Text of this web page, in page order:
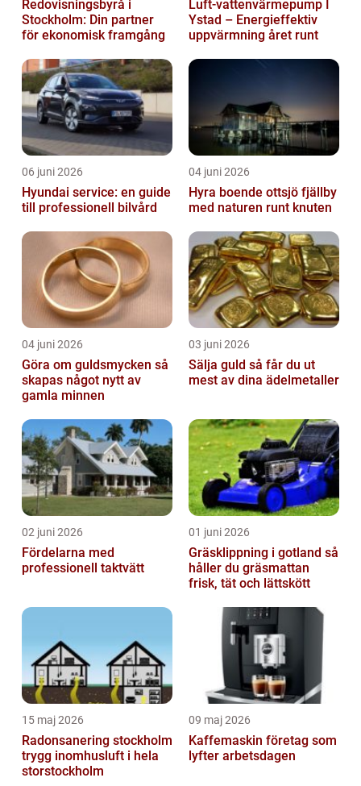
Redovisningsbyrå i
Stockholm: Din partner
för ekonomisk framgång
Luft-vattenvärmepump I
Ystad – Energieffektiv
uppvärmning året runt
06 juni 2026
Hyundai service: en guide
till professionell bilvård
04 juni 2026
Hyra boende ottsjö fjällby
med naturen runt knuten
04 juni 2026
Göra om guldsmycken så
skapas något nytt av
gamla minnen
03 juni 2026
Sälja guld så får du ut
mest av dina ädelmetaller
02 juni 2026
Fördelarna med
professionell taktvätt
01 juni 2026
Gräsklippning i gotland så
håller du gräsmattan
frisk, tät och lättskött
15 maj 2026
Radonsanering stockholm
trygg inomhusluft i hela
storstockholm
09 maj 2026
Kaffemaskin företag som
lyfter arbetsdagen